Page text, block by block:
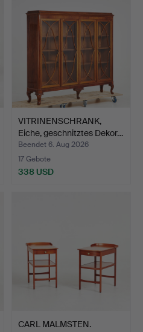
VITRINENSCHRANK,
Eiche, geschnitztes Dekor…
Beendet 6. Aug 2026
17 Gebote
338 USD
CARL MALMSTEN.